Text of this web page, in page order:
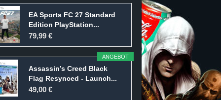
EA Sports FC 27 Standard
Edition PlayStation...
79,99 €
ANGEBOT
Assassin’s Creed Black
Flag Resynced - Launch...
49,00 €